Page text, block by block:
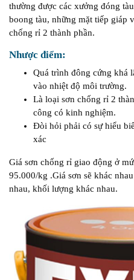
thường được các xưởng đóng
boong tàu, những mặt tiếp giáp
chống rỉ 2 thành phần.
Nhược điểm:
Quá trình đông cứng khá
vào nhiệt độ môi trường.
Là loại sơn chống rỉ 2
công có kinh nghiệm.
Đòi hỏi phải có sự hiểu
xác
Giá sơn chống rỉ giao động ở
95.000/kg .Giá sơn sẽ khác
nhau, khối lượng khác nhau.